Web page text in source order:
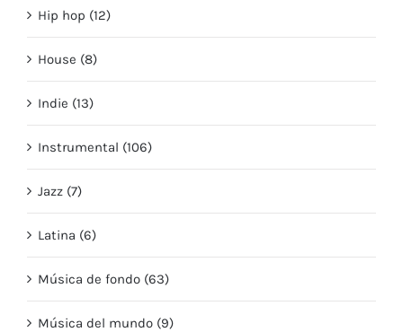
Hip hop (12)
House (8)
Indie (13)
Instrumental (106)
Jazz (7)
Latina (6)
Música de fondo (63)
Música del mundo (9)